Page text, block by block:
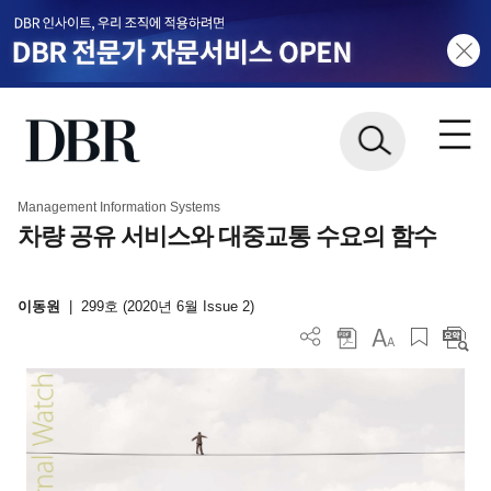
Management Information Systems
차량 공유 서비스와 대중교통 수요의 함수
이동원 299호 (2020년 6월 Issue 2)